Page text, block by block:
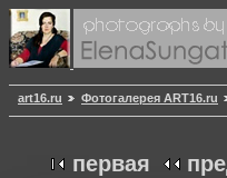
art16.ru Фотогалерея ART16.ru
первая